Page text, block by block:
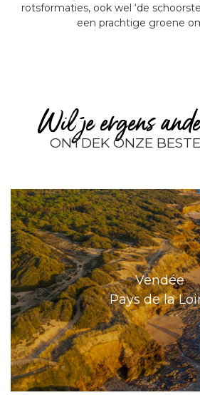
rotsformaties, ook wel ‘de
een prachtige groene
Wil je ergens
ONTDEK ONZE
Vendée
Pays de la